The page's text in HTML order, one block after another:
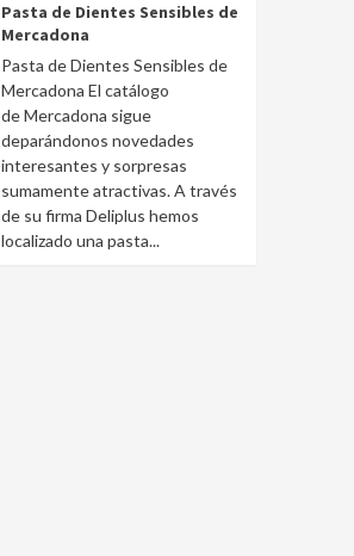
Pasta de Dientes Sensibles de
Mercadona
Pasta de Dientes Sensibles de
Mercadona El catálogo
de Mercadona sigue
deparándonos novedades
interesantes y sorpresas
sumamente atractivas. A través
de su firma Deliplus hemos
localizado una pasta...